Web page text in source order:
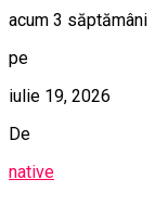
acum 3 săptămâni
pe
iulie 19, 2026
De
native